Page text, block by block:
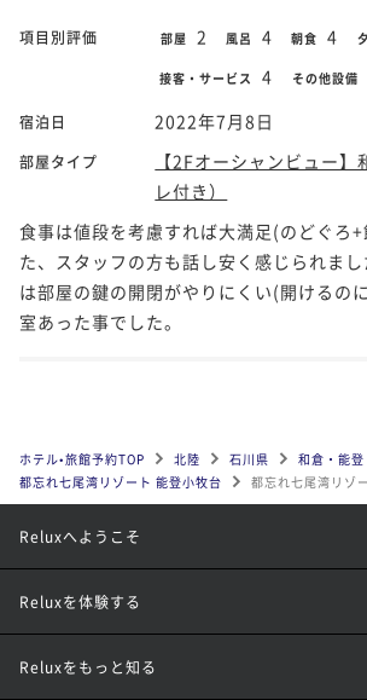
項目別評価 部屋 2 風呂 4 朝食 4
接客・サービス 4 その他設備
宿泊日 2022年7月8日
部屋タイプ
【2Fオーシャンビュー】
レ付き）
食事は値段を考慮すれば大満足(のどぐろ
た、スタッフの方も話し安く感じられま
は部屋の鍵の開閉がやりにくい(開けるの
室あった事でした。
ホテル•旅館予約TOP 北陸 石川県
和倉・能登
都忘れ七尾湾リゾート 能登小牧台
都忘れ七尾湾リゾ
Reluxへようこそ
Reluxを体験する
Reluxをもっと知る